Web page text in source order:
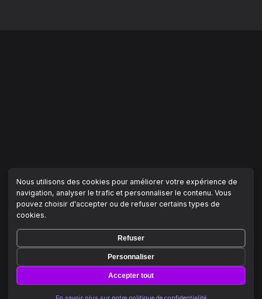
Nous utilisons des cookies pour améliorer votre expérience de
navigation, analyser le trafic et personnaliser le contenu. Vous
pouvez choisir d'accepter ou de refuser certains types de
cookies.
Refuser
Personnaliser
Accepter tout